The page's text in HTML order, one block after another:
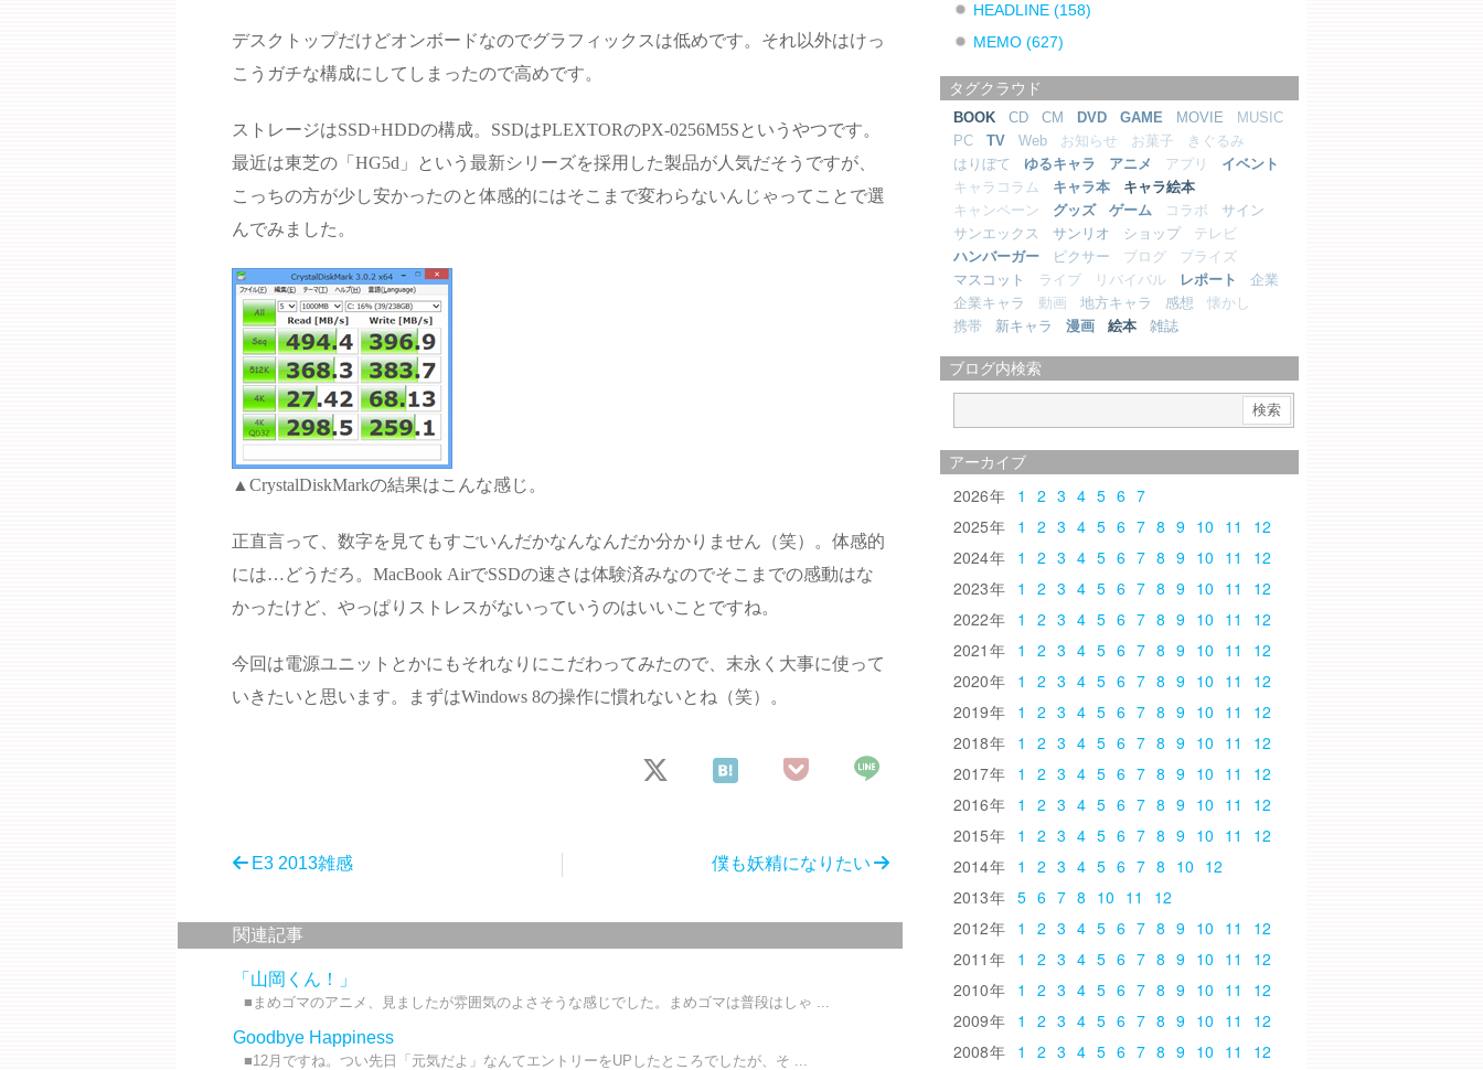
デスクトップだけどオンボードなのでグラフィックスは低めです。それ以外はけっ
こうガチな構成にしてしまったので高めです。
ストレージはSSD+HDDの構成。SSDはPLEXTORのPX-0256M5Sというやつです。
最近は東芝の「HG5d」という最新シリーズを採用した製品が人気だそうですが、
こっちの方が少し安かったのと体感的にはそこまで変わらないんじゃってことで選
んでみました。
▲CrystalDiskMarkの結果はこんな感じ。
正直言って、数字を見てもすごいんだかなんなんだか分かりません（笑）。体感的
には…どうだろ。MacBook AirでSSDの速さは体験済みなのでそこまでの感動はな
かったけど、やっぱりストレスがないっていうのはいいことですね。
今回は電源ユニットとかにもそれなりにこだわってみたので、末永く大事に使って
いきたいと思います。まずはWindows 8の操作に慣れないとね（笑）。
僕も妖精になりたい
E3 2013雑感
関連記事
「山岡くん！」
■まめゴマのアニメ、見ましたが雰囲気のよさそうな感じでした。まめゴマは普段はしゃ ...
Goodbye Happiness
■12月ですね。つい先日「元気だよ」なんてエントリーをUPしたところでしたが、そ ...
HEADLINE(158)
MEMO(627)
タグクラウド
BOOK CD CM DVD GAME MOVIE
MUSIC
PC
TV Web お知らせ お菓子
きぐるみ
はりぼて
ゆるキャラ アニメ アプリ
イベント
キャラコラム
キャラ本
キャラ絵本
キャンペーン
グッズ ゲーム コラボ
サイン
サンエックス
サンリオ ショップ
テレビ
ハンバーガー
ピクサー ブログ
プライズ
マスコット
ライブ リバイバル レポート
企業
企業キャラ
動画 地方キャラ 感想
懐かし
携帯
新キャラ 漫画 絵本 雑誌
ブログ内検索
アーカイブ
2026 1 2 3 4 5 6 7
2025
1 2 3 4 5 6 7 8 9 10 11
12
2024
1 2 3 4 5 6 7 8 9 10 11
12
2023
1 2 3 4 5 6 7 8 9 10 11
12
2022
1 2 3 4 5 6 7 8 9 10 11
12
2021
1 2 3 4 5 6 7 8 9 10 11
12
2020
1 2 3 4 5 6 7 8 9 10 11
12
2019
1 2 3 4 5 6 7 8 9 10 11
12
2018
1 2 3 4 5 6 7 8 9 10 11
12
2017
1 2 3 4 5 6 7 8 9 10 11
12
2016
1 2 3 4 5 6 7 8 9 10 11
12
2015
1 2 3 4 5 6 7 8 9 10 11
12
2014
1 2 3 4 5 6 7 8 10 12
2013
5 6 7 8 10 11
12
2012
1 2 3 4 5 6 7 8 9 10 11
12
2011
1 2 3 4 5 6 7 8 9 10 11
12
2010
1 2 3 4 5 6 7 8 9 10 11
12
2009
1 2 3 4 5 6 7 8 9 10 11
12
2008
1 2 3 4 5 6 7 8 9 10 11
12